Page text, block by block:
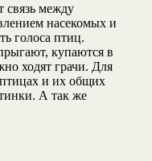
связь между
насекомых и
голоса птиц.
купаются в
ходят грачи. Для
птицах и их общих
А так же